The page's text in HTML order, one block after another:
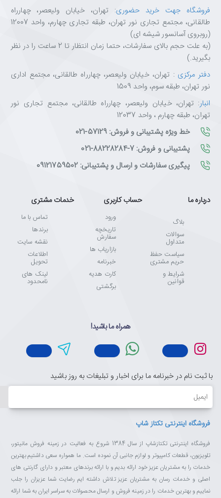
فروشگاه جهت خرید حضوری: تهران، خیابان ولیعصر، چهارراه
طالقانی، مجتمع تجاری نور تهران، طبقه تجاری چهارم، واحد 12007
(روبروی آسانسور شیشه ای)
(به علت حجم بالای سفارشات، حتما زمان انتظار تا 2 ساعت را در نظر
بگیرید.)
دفتر مرکزی : تهران، خیابان ولیعصر، چهارراه طالقانی، مجتمع اداری
نور تهران، طبقه سوم، واحد 1509
انبار: تهران، خیابان ولیعصر، چهارراه طالقانی، مجتمع تجاری نور
تهران، طبقه چهارم ، واحد 12037
خط ویژه پشتیبانی و فروش: 57129-021
پشتیبانی و فروش: 7-88228284-021
پیگیری سفارشات و ارسال و پشتیبانی: 09121759502
درباره ما
بلاگ
سوالات
متداول
سیاست حفظ
حریم مشتری
شرایط و
قوانین
حساب کاربری
ورود
تاریخچه
سفارش
بازاریاب ها
خبرنامه
کارت هدیه
برگشتی
خدمات مشتری
تماس با ما
برندها
نقشه سایت
اطلاعات
تحویل
لینک های
نامحدود
همراه ما باشید!
با ثبت نام در خبرنامه ما برای اخبار و تبلیغات به روز باشید
ایمیل
فروشگاه اینترنتی تکتاز شاپ
فروشگاه اینترنتی تکتازشاپ از سال 1384 شروع به فعالیت در زمینه فروش مانیتور،
تلویزیون، قطعات کامپیوتر و لوازم جانبی آن نموده است. ما همواره سعی داشتیم بهترین
خدمات را به مشتریان عزیز خود ارائه بدیم و با ارائه برندهای معتبر و دارای گارنتی های
اصلی و خدمات رسان به مشتریان عزیز تلاش داشته ایم رضایت شما عزیزان را جلب
نماییم و بهترین خدمات را در زمینه فروش و ارسال محصولات به سراسر ایران به شما ارائه